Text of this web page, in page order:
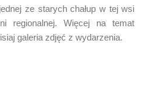
ze starych chałup w tej wsi
regionalnej. Więcej na temat
galeria zdjęć z wydarzenia.